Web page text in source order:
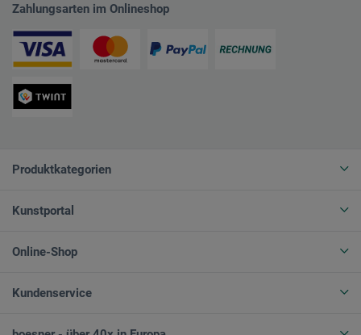
Zahlungsarten im Onlineshop
Produktkategorien
Kunstportal
Online-Shop
Kundenservice